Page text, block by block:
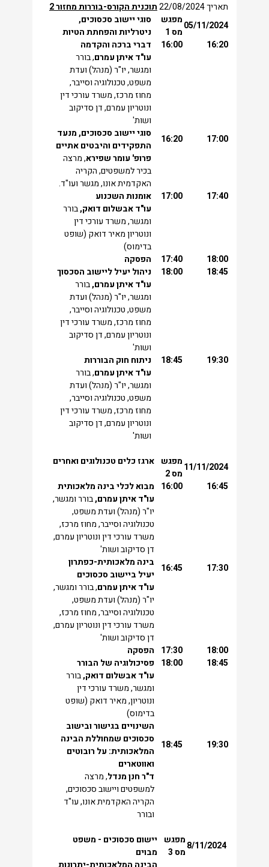
תאריך 22/08/2024
תוכנית הקורס-בוררות מחזור 2
05/11/2024מפגש
מס 1
סוגי יישוב סכסוכים,
ניטרליות והפחתת הטיות
16:20
16:00
דברי ברכה והקדמה
עו"ד איתן עמרם, בורר
ומגשר, יו"ר (מנהל) ועדת
משפט, טכנולוגיה וסייבר,
מחוז מרכז, משרד עורכי דין
ונוטריון עמרם, דן סדיקוב
ושות'
17:00
16:20
סוגי יישוב סכסוכים, מנעד
התפקידים והיבטים אתיים
פרופ' עומר שפירא, מרצה
בכיר למשפטים, הקריה
האקדמית אונו, מגשר ועו"ד.
17:40
17:00
אומנות השכנוע
עו"ד אבשלום דואק,בורר
ומגשר, משרד עורכי דין
ונוטריון מאיר דואק (שופט
בדימוס)
18:00
17:40
הפסקה
18:45
18:00
ניהול יעיל ליישוב הסכסוך
עו"ד איתן עמרם,בורר
ומגשר, יו"ר (מנהל) ועדת
משפט, טכנולוגיה וסייבר,
מחוז מרכז, משרד עורכי דין
ונוטריון עמרם, דן סדיקוב
ושות'
19:30
18:45
ניתוח חוק הבוררות
עו"ד איתן עמרם, בורר
ומגשר, יו"ר (מנהל) ועדת
משפט, טכנולוגיה וסייבר,
מחוז מרכז, משרד עורכי דין
ונוטריון עמרם, דן סדיקוב
ושות'
11/11/2024מפגש
מס 2
ארגז כלים טכנולוגים ואחרים
16:45
16:00
מבוא לכלי בינה מלאכותית
עו"ד איתן עמרם,בורר ומגשר,
יו"ר (מנהל) ועדת משפט,
טכנולוגיה וסייבר, מחוז מרכז,
משרד עורכי דין ונוטריון עמרם,
דן סדיקוב ושות'
17:30
16:45
בינה מלאכותית-כפתרון
יעיל ביישוב סכסוכים
עו"ד איתן עמרם, בורר ומגשר,
יו"ר (מנהל) ועדת משפט,
טכנולוגיה וסייבר, מחוז מרכז,
משרד עורכי דין ונוטריון עמרם,
דן סדיקוב ושות'
18:00
17:30
הפסקה
18:45
18:00
פסיכולוגיה של הבורר
עו"ד אבשלום דואק,בורר
ומגשר, משרד עורכי דין
ונוטריון, מאיר דואק (שופט
בדימוס)
19:30
18:45
השינויים בגישור ובישוב
סכסוכים שמחוללת הבינה
המלאכותית: על רובוטים
ואווטארים
ד"ר חנן מנדל, מרצה
למשפטים ויישוב סכסוכים,
הקריה האקדמית אונו, עו"ד
ובורר
8/11/2024
מפגש
מס3
יישום סכסוכים - משפט
מבוים